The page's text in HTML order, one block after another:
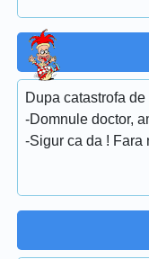
Dupa catastrofa
-Domnule doctor,
-Sigur ca da ! Fara